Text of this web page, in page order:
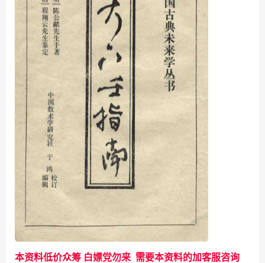
本资料低价众筹 白嫖党勿来 需要本资料的加客服咨询